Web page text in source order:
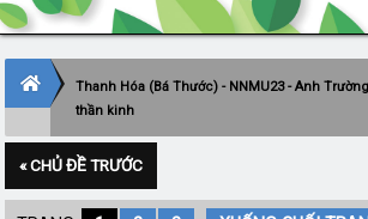
Thanh Hóa (Bá Thước) - NNMU23 - Anh
thần kinh
« CHỦ ĐỀ TRƯỚC